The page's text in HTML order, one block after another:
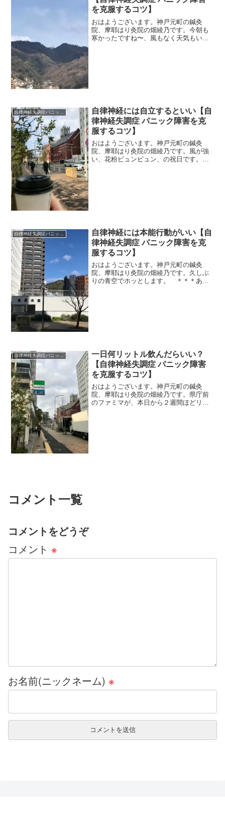
を克服するコツ】
おはようございます。神戸元町の鍼灸
院、摩耶はり灸院の畑綾乃です。今朝も
寒かったですね〜、風もなく天気もいい
自律神経失調症パニック障害
自律神経には自立するといい【自
律神経失調症 パニック障害を克
服するコツ】
おはようございます。神戸元町の鍼灸
院、摩耶はり灸院の畑綾乃です。風が強
い、花粉ビュンビュン、の祝日です。
自律神経失調症パニック障害
自律神経には本能行動がいい【自
律神経失調症 パニック障害を克
服するコツ】
おはようございます。神戸元町の鍼灸
院、摩耶はり灸院の畑綾乃です。久しぶ
りの青空でホッとします。 ＊＊＊ある
自律神経失調症パニック障害
一日何リットル飲んだらいい？
【自律神経失調症 パニック障害
を克服するコツ】
おはようございます。神戸元町の鍼灸
院、摩耶はり灸院の畑綾乃です。県庁前
のファミマが、本日から２週間ほどリニ
コメント一覧
コメントをどうぞ
コメント ※
お名前(ニックネーム) ※